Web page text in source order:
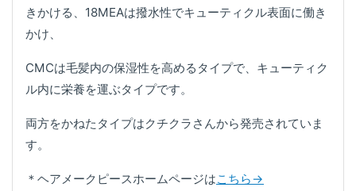
きかける、18MEAは撥水性でキューティクル表面に働き
かけ、
CMCは毛髪内の保湿性を高めるタイプで、キューティク
ル内に栄養を運ぶタイプです。
両方をかねたタイプはクチクラさんから発売されていま
す。
＊ヘアメークピースホームページはこちら→